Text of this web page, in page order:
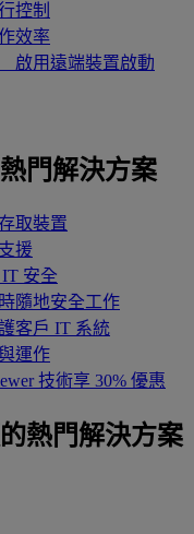
控制
效率
啟用遠端裝置啟動
門解決方案
取裝置
援
安全
隨地安全工作
客戶 IT 系統
運作
技術享 30% 優惠
熱門解決方案